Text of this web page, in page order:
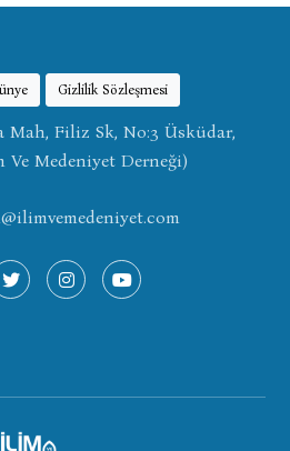
Gizlilik Sözleşmesi
Mah, Filiz Sk, No:3 Üsküdar,
Medeniyet Derneği)